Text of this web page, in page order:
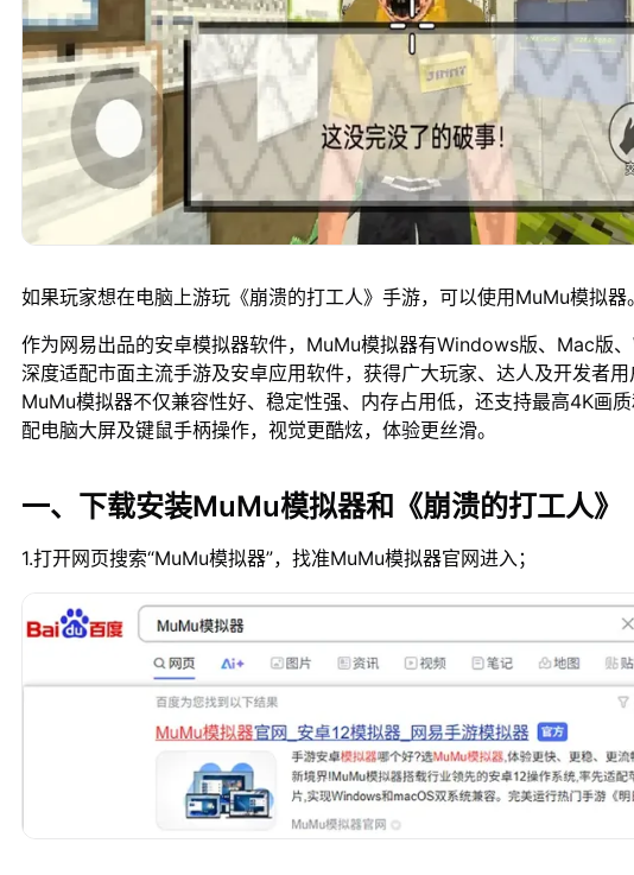
如果玩家想在电脑上游玩《崩溃的打工人》手游，可以使用MuMu模拟器。
作为网易出品的安卓模拟器软件，MuMu模拟器有Windows版、Mac版、
深度适配市面主流手游及安卓应用软件，获得广大玩家、达人及开发者用
MuMu模拟器不仅兼容性好、稳定性强、内存占用低，还支持最高4K画
配电脑大屏及键鼠手柄操作，视觉更酷炫，体验更丝滑。
一、下载安装MuMu模拟器和《崩溃的打工人》
1.打开网页搜索“MuMu模拟器”，找准MuMu模拟器官网进入；